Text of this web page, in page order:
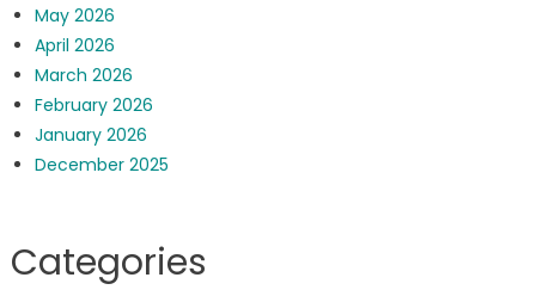
May 2026
April 2026
March 2026
February 2026
January 2026
December 2025
Categories